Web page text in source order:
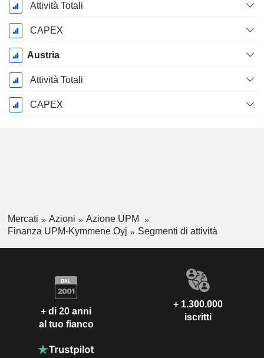
Attività Totali
CAPEX
Austria
Attività Totali
CAPEX
Mercati Azioni
Azione UPM
Finanza UPM-Kymmene Oyj
Segmenti di attività
+ di 20 anni
al tuo fianco
+ 1.300.000
iscritti